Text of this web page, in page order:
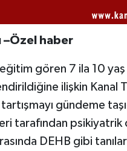
–Özel haber
gören 7 ila 10 yaş
ilişkin Kanal
gündeme
tarafından
DEHB gibi